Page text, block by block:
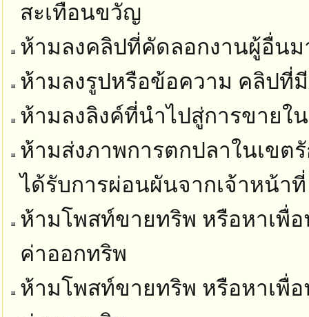
สะเทือนขวัญ
ห้ามลงคลิปที่คัดลอกงานผู้อื่นม
ห้ามลงรูปหรือข้อความ คลิปที่มี
ห้ามลงลิงค์ที่นำไปสู่การขายใ
ห้ามส่งภาพการตกปลาในเขต
ได้รับการผ่อนผันจากเจ้าหน้าที่
ห้ามโพสท์ขายทริพ หรือหาเพื่
ค่าออกทริพ
ห้ามโพสท์ขายทริพ หรือหาเพื่